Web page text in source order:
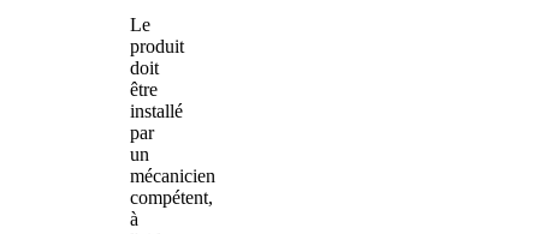
Le
produit
doit
être
installé
par
un
mécanicien
compétent,
à